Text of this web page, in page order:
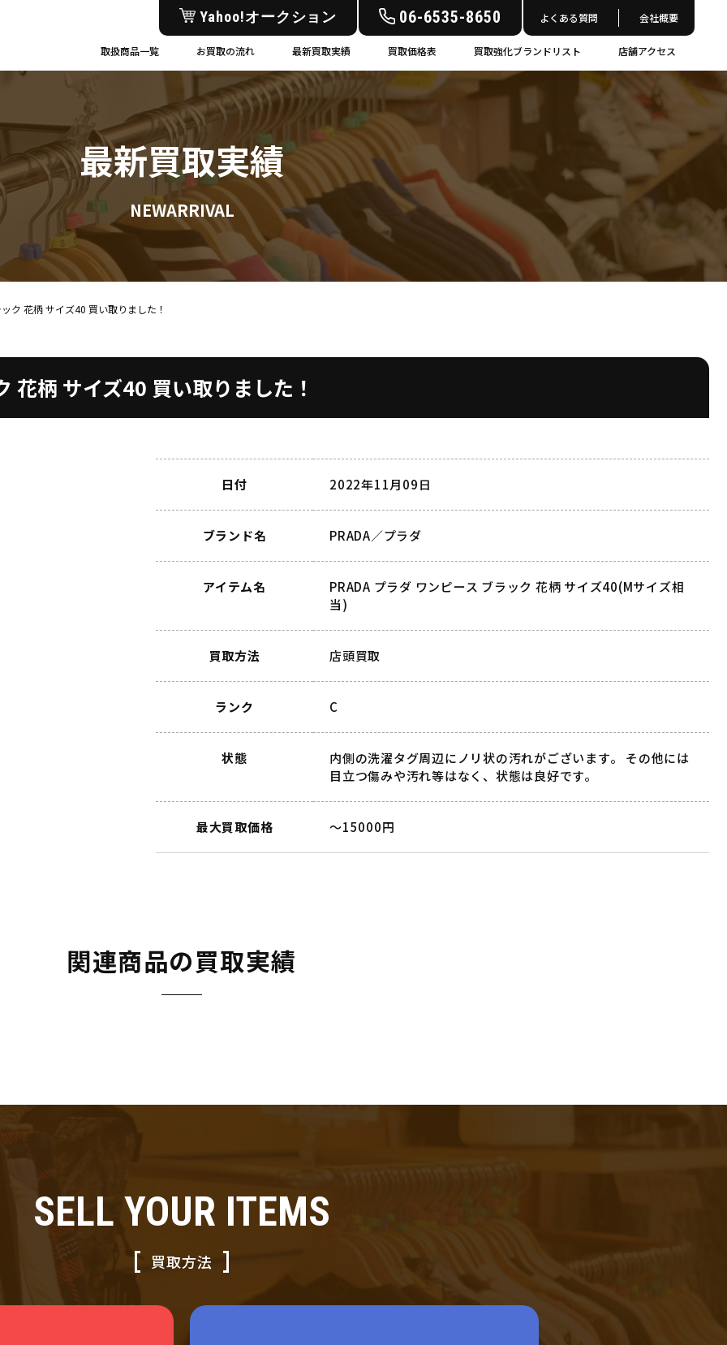
Yahoo!オークション 06-6535-8650 よくある質問 会社概要
取扱商品一覧 お買取の流れ 最新買取実績 買取価格表 買取強化ブランドリスト 店舗アクセス
最新買取実績
NEWARRIVAL
ク 花柄 サイズ40 買い取りました！
花柄 サイズ40 買い取りました！
日付 2022年11月09日
ブランド名 PRADA／プラダ
アイテム名
PRADA プラダ ワンピース ブラック 花柄 サイズ40(Mサイズ相
当)
買取方法 店頭買取
ランク C
状態
内側の洗濯タグ周辺にノリ状の汚れがございます。 その他には
目立つ傷みや汚れ等はなく、状態は良好です。
最大買取価格 ～15000円
関連商品の買取実績
SELL YOUR ITEMS
買取方法